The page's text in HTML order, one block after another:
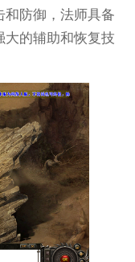
和防御，法师具备
大的辅助和恢复技